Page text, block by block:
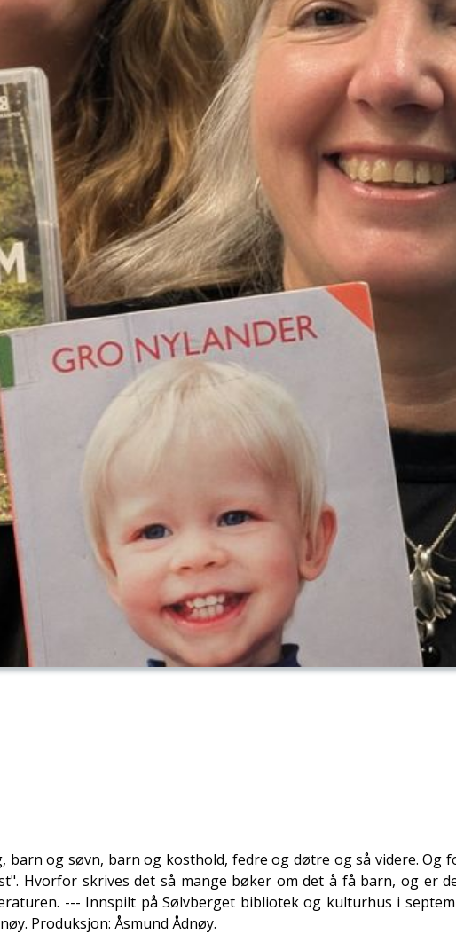
og søvn, barn og kosthold, fedre og døtre og så videre. Og
Hvorfor skrives det så mange bøker om det å få barn, og er
--- Innspilt på Sølvberget bibliotek og kulturhus i
Produksjon: Åsmund Ådnøy.